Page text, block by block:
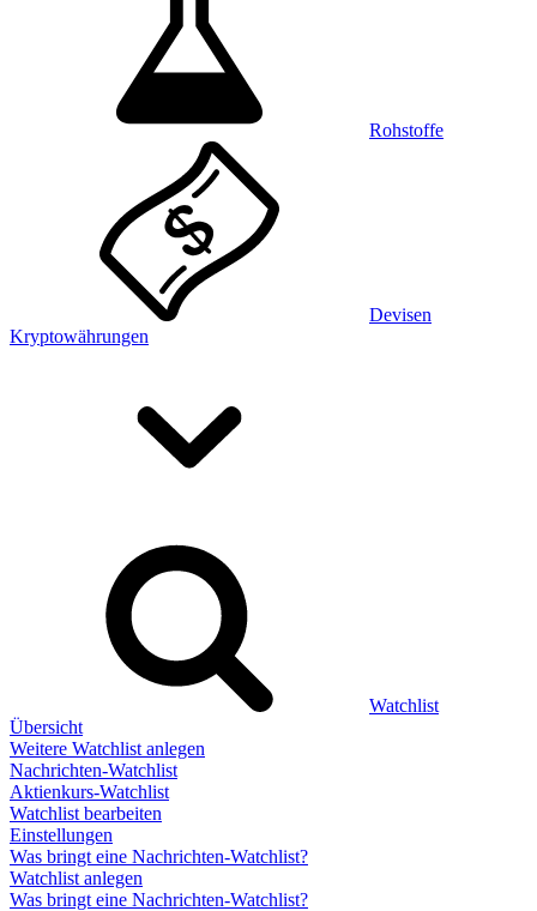
Rohstoffe
Devisen
Kryptowährungen
Watchlist
Übersicht
Weitere Watchlist anlegen
Nachrichten-Watchlist
Aktienkurs-Watchlist
Watchlist bearbeiten
Einstellungen
Was bringt eine Nachrichten-Watchlist?
Watchlist anlegen
Was bringt eine Nachrichten-Watchlist?